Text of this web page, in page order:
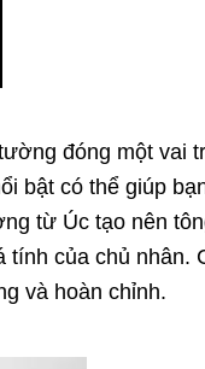
đóng một vai
bật có thể giúp
từ Úc tạo nên
tính của chủ nhân.
và hoàn chỉnh.